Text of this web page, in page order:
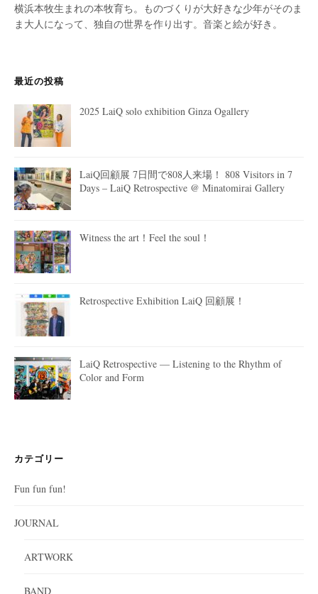
横浜本牧生まれの本牧育ち。ものづくりが大好きな少年がそのま
ま大人になって、独自の世界を作り出す。音楽と絵が好き。
最近の投稿
2025 LaiQ solo exhibition Ginza Ogallery
LaiQ回顧展 7日間で808人来場！ 808 Visitors in 7
Days – LaiQ Retrospective @ Minatomirai Gallery
Witness the art！Feel the soul！
Retrospective Exhibition LaiQ 回顧展！
LaiQ Retrospective — Listening to the Rhythm of
Color and Form
カテゴリー
Fun fun fun!
JOURNAL
ARTWORK
BAND